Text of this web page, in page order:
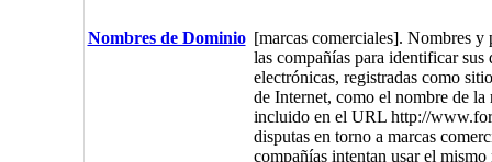
Nombres de Dominio [marcas comerciales]. Nombres y
las compañías para identificar sus
electrónicas, registradas como
de Internet, como el nombre de
incluido en el URL http://
disputas en torno a marcas
compañías intentan usar el